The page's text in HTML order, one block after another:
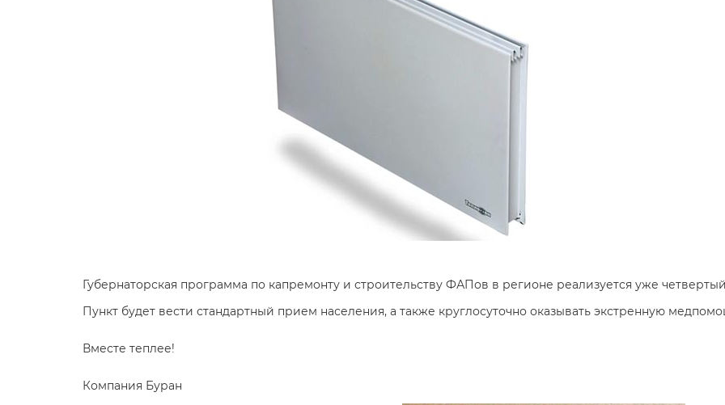
Губернаторская программа по капремонту и строительству ФАПов в регионе реализуется уже
Пункт будет вести стандартный прием населения, а также круглосуточно оказывать экстренную
Вместе теплее!
Компания Буран